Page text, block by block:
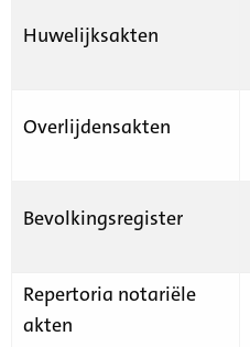
Huwelijksakten
Overlijdensakten
Bevolkingsregister
Repertoria notariële
akten